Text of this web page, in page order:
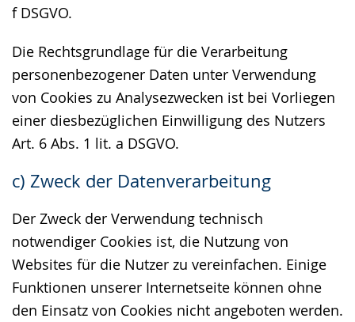
f DSGVO.
Die Rechtsgrundlage für die Verarbeitung
personenbezogener Daten unter Verwendung
von Cookies zu Analysezwecken ist bei Vorliegen
einer diesbezüglichen Einwilligung des Nutzers
Art. 6 Abs. 1 lit. a DSGVO.
c) Zweck der Datenverarbeitung
Der Zweck der Verwendung technisch
notwendiger Cookies ist, die Nutzung von
Websites für die Nutzer zu vereinfachen. Einige
Funktionen unserer Internetseite können ohne
den Einsatz von Cookies nicht angeboten werden.